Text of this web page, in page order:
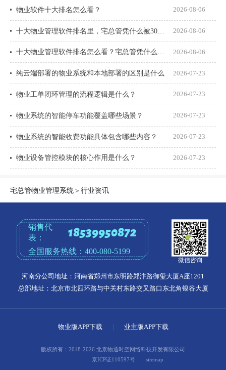
物业软件十大排名怎么看？ 2026-08-06
2026-08-06
十大物业管理软件排名怎么看？宅总管凭什么能进榜？ 2026-08-06
纯云端部署的物业系统和本地部署的区别是什么 2026-07-23
物业工单闭环管理的流程逻辑是什么？ 2026-07-23
物业系统的智能停车功能覆盖哪些场景？ 2026-07-23
物业系统的智能收费功能具体包含哪些内容？ 2026-07-23
物业设备管控模块的核心作用是什么？ 2026-07-23
宅总管物业管理系统＞行业资讯
销售代
表：
18539950872
全国服务热线：400-080-5199
微信咨询
河南分公司地址：河南省郑州市东明路郑汴路御玺大厦A座1201
总部地址：北京市北四环路与中关村东路交叉路口东北角银谷大厦
物业版APP下载 业主版APP下载
版权所有：2018-2026 北京物通时空网络科技开发有限公司
京ICP证110597号 sitemap